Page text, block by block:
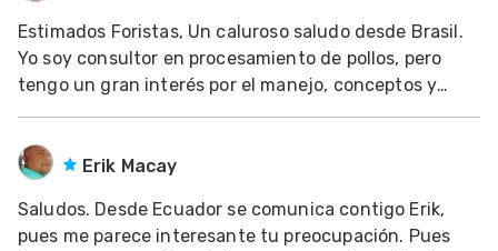
Mascotas
Estimados Foristas, Un caluroso saludo desde Brasil.
Yo soy consultor en procesamiento de pollos, pero
tengo un gran interés por el manejo, conceptos y
teoría relacionados a la densidad de alojamiento (DA)
rendimiento de canal en la planta de f
Erik Macay
Saludos. Desde Ecuador se comunica contigo Erik,
pues me parece interesante tu preocupación. Pues